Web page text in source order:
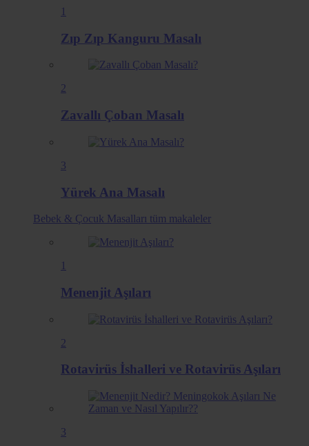
1
Zıp Zıp Kanguru Masalı
2
Zavallı Çoban Masalı
3
Yürek Ana Masalı
Bebek & Çocuk Masalları tüm makaleler
1
Menenjit Aşıları
2
Rotavirüs İshalleri ve Rotavirüs Aşıları
3